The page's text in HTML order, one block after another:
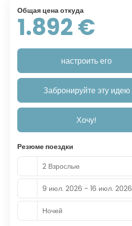
Общая цена откуда
1.892 €
настроить его
Забронируйте эту идею
Хочу!
Резюме поездки
2 Взрослые
9 июл. 2026 - 16 июл. 2026
Ночей